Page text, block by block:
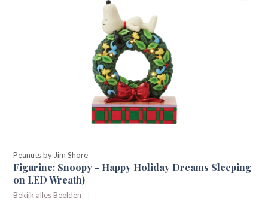
Peanuts by Jim Shore
Figurine: Snoopy - Happy Holiday Dreams Sleeping
on LED Wreath)
Bekijk alles Beelden